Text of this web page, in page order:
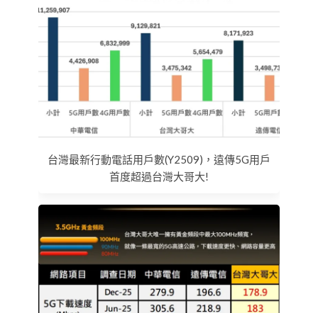
台灣最新行動電話用戶數(Y2509)，遠傳5G用戶
首度超過台灣大哥大!